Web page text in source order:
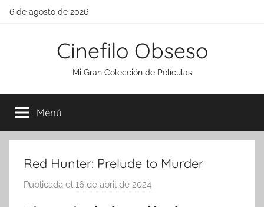
Saltar
6 de agosto de 2026
Cinefilo Obseso
Mi Gran Colección de Películas
Menú
Red Hunter: Prelude to Murder
Publicada el 16 de abril de 2024